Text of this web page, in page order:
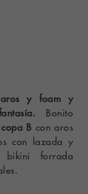
aros y foam y
Bonito
copa B con aros
con lazada y
forrada